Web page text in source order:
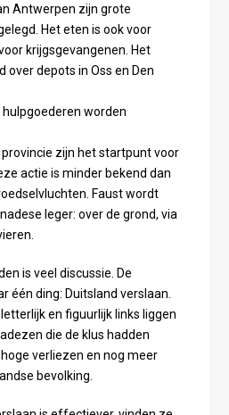
Antwerpen zijn grote
Het eten is ook voor
krijgsgevangenen. Het
over depots in Oss en Den
zijn het startpunt voor
actie is minder bekend dan
Faust wordt
leger: over de grond, via
is veel discussie. De
één ding: Duitsland verslaan.
en figuurlijk links liggen
die de klus hadden
verliezen en nog meer
bevolking.